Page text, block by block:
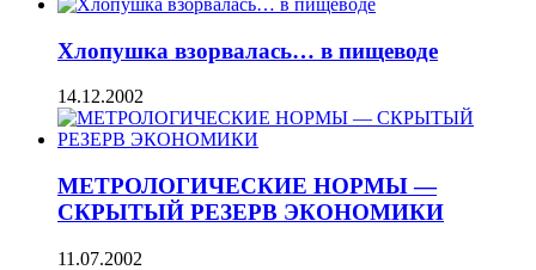
Хлопушка взорвалась… в пищеводе
14.12.2002
МЕТРОЛОГИЧЕСКИЕ НОРМЫ —
СКРЫТЫЙ РЕЗЕРВ ЭКОНОМИКИ
11.07.2002